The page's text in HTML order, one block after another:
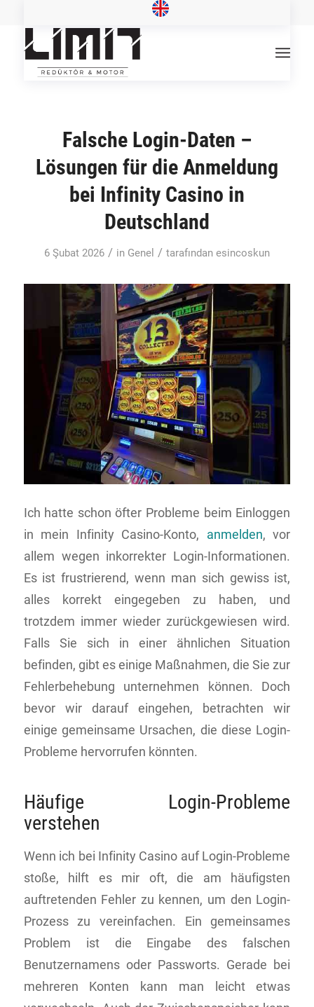
Falsche Login-Daten –
Lösungen für die Anmeldung
bei Infinity Casino in
Deutschland
6 Şubat 2026 / in Genel / tarafından esincoskun
Ich hatte schon öfter Probleme beim Einloggen
in mein Infinity Casino-Konto, anmelden, vor
allem wegen inkorrekter Login-Informationen.
Es ist frustrierend, wenn man sich gewiss ist,
alles korrekt eingegeben zu haben, und
trotzdem immer wieder zurückgewiesen wird.
Falls Sie sich in einer ähnlichen Situation
befinden, gibt es einige Maßnahmen, die Sie zur
Fehlerbehebung unternehmen können. Doch
bevor wir darauf eingehen, betrachten wir
einige gemeinsame Ursachen, die diese Login-
Probleme hervorrufen könnten.
Häufige Login-Probleme
verstehen
Wenn ich bei Infinity Casino auf Login-Probleme
stoße, hilft es mir oft, die am häufigsten
auftretenden Fehler zu kennen, um den Login-
Prozess zu vereinfachen. Ein gemeinsames
Problem ist die Eingabe des falschen
Benutzernamens oder Passworts. Gerade bei
mehreren Konten kann man leicht etwas